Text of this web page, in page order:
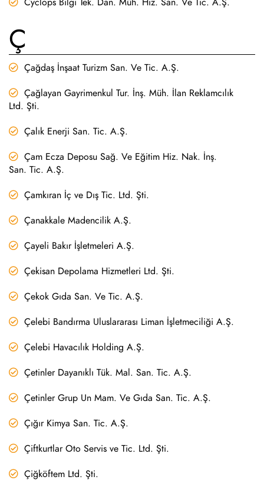
Ç
Çağdaş İnşaat Turizm San. Ve Tic. A.Ş.
Çağlayan Gayrimenkul Tur. İnş. Müh. İlan Reklamcılık
Ltd. Şti.
Çalık Enerji San. Tic. A.Ş.
Çam Ecza Deposu Sağ. Ve Eğitim Hiz. Nak. İnş.
San. Tic. A.Ş.
Çamkıran İç ve Dış Tic. Ltd. Şti.
Çanakkale Madencilik A.Ş.
Çayeli Bakır İşletmeleri A.Ş.
Çekisan Depolama Hizmetleri Ltd. Şti.
Çekok Gıda San. Ve Tic. A.Ş.
Çelebi Bandırma Uluslararası Liman İşletmeciliği A.Ş.
Çelebi Havacılık Holding A.Ş.
Çetinler Dayanıklı Tük. Mal. San. Tic. A.Ş.
Çetinler Grup Un Mam. Ve Gıda San. Tic. A.Ş.
Çığır Kimya San. Tic. A.Ş.
Çiftkurtlar Oto Servis ve Tic. Ltd. Şti.
Çiğköftem Ltd. Şti.